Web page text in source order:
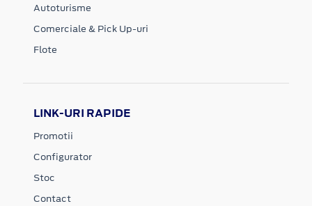
Autoturisme
Comerciale & Pick Up-uri
Flote
LINK-URI RAPIDE
Promotii
Configurator
Stoc
Contact